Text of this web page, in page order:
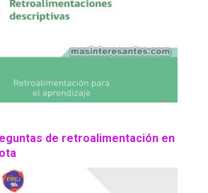
de retroalimentación en